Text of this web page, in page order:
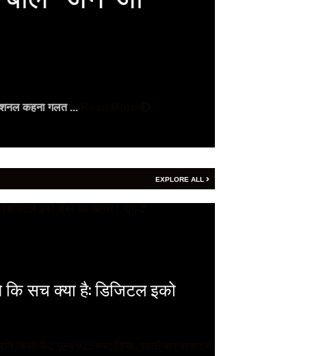
कहना गलत ...
EXPLORE ALL
सच क्या है: डिजिटल इको